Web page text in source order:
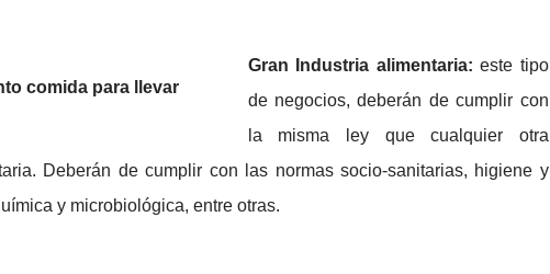
Gran Industria alimentaria: este tipo
de negocios, deberán de cumplir con
la misma ley que cualquier otra
Deberán de cumplir con las normas socio-sanitarias, higiene y
y microbiológica, entre otras.